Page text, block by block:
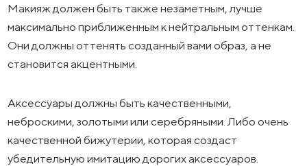
Макияж должен быть также незаметным, лучше
максимально приближенным к нейтральным оттенкам.
Они должны оттенять созданный вами образ, а не
становится акцентными.
Аксессуары должны быть качественными,
неброскими, золотыми или серебряными. Либо очень
качественной бижутерии, которая создаст
убедительную имитацию дорогих аксессуаров.